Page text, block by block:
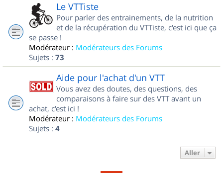
Le VTTiste
Pour parler des entrainements, de la nutrition
et de la récupération du VTTiste, c'est ici que ça
se passe !
Modérateur : Modérateurs des Forums
Sujets : 73
Aide pour l'achat d'un VTT
Vous avez des doutes, des questions, des
comparaisons à faire sur des VTT avant un
achat, c'est ici !
Modérateur : Modérateurs des Forums
Sujets : 4
Aller